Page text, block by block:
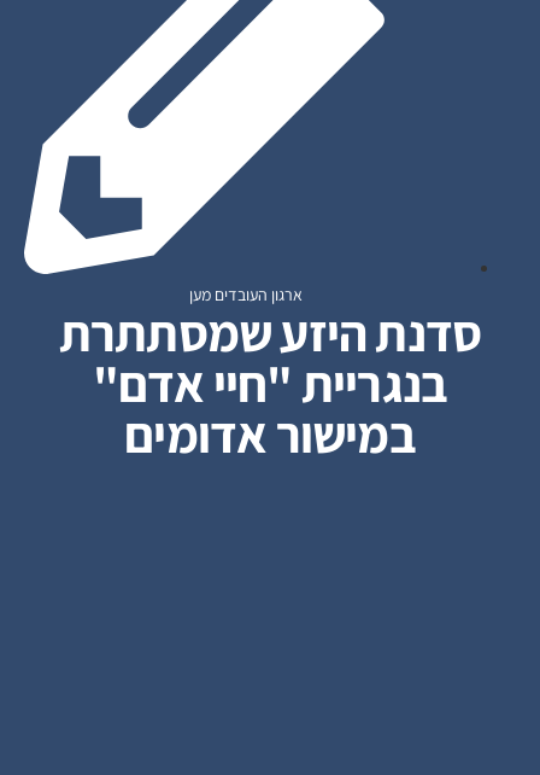
ארגון העובדים מען
סדנת היזע שמסתתרת
בנגריית "חיי אדם"
במישור אדומים